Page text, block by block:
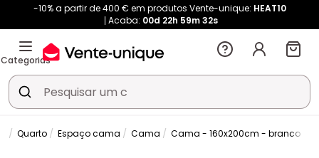
-10% a partir de 400 € em produtos Vente-unique: HEAT10
Acaba: 00d 22h 59m 32s
Categorias
Quarto Espaço cama Cama Cama - 160x200cm - branco /